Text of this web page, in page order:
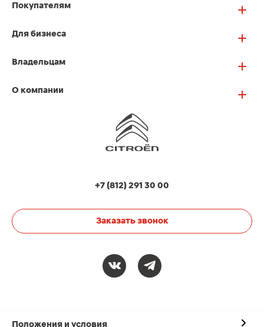
Покупателям
Для бизнеса
Владельцам
О компании
+7 (812) 291 30 00
Заказать звонок
Положения и условия